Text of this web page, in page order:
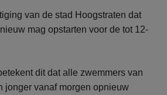
van de stad Hoogstraten dat
mag opstarten voor de tot 12-
dit dat alle zwemmers van
jonger vanaf morgen opnieuw